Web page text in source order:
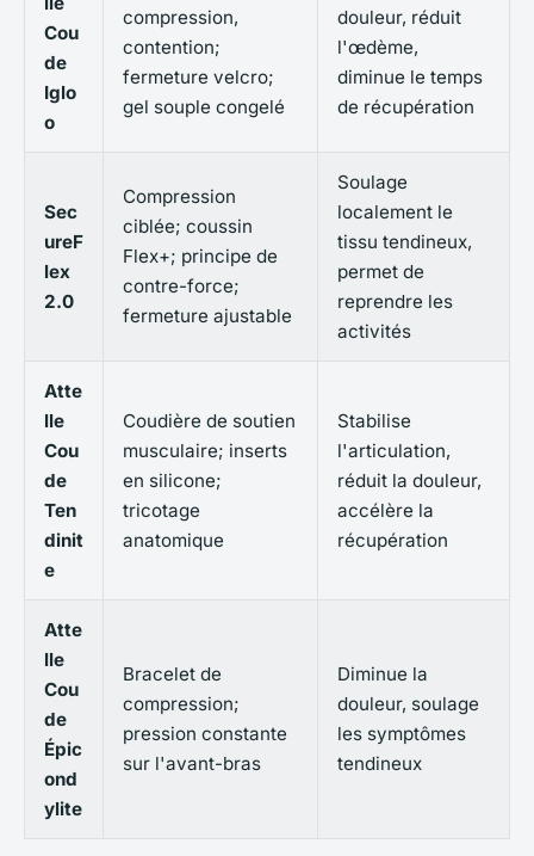
Cou
de
Iglo
o
compression,
contention;
fermeture velcro;
gel souple congelé
douleur, réduit
l'œdème,
diminue le temps
de récupération
Sec
ureF
lex
2.0
Compression
ciblée; coussin
Flex+; principe de
contre-force;
fermeture ajustable
Soulage
localement le
tissu tendineux,
permet de
reprendre les
activités
Atte
lle
Cou
de
Ten
dinit
e
Coudière de soutien
musculaire; inserts
en silicone;
tricotage
anatomique
Stabilise
l'articulation,
réduit la douleur,
accélère la
récupération
Atte
lle
Cou
de
Épic
ond
ylite
Bracelet de
compression;
pression constante
sur l'avant-bras
Diminue la
douleur, soulage
les symptômes
tendineux